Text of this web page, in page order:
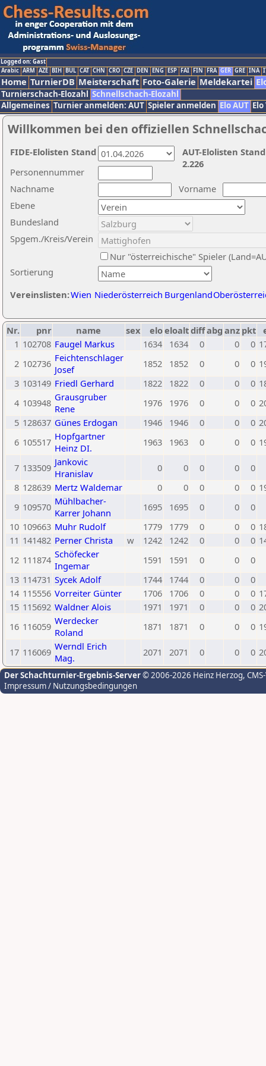
Logged on: Gast
Arabic ARM AZE BIH BUL CAT CHN CRO CZE DEN ENG ESP FAI FIN FRA GER GRE INA
Home TurnierDB Meisterschaft Foto-Galerie Meldekartei
Turnierschach-Elozahl Schnellschach-Elozahl
Allgemeines Turnier anmelden: AUT Spieler anmelden Elo AUT
Willkommen bei den offiziellen
Nachname
Vorname
Ebene
Sortierung
Personennummer
Bundesland
Spgem./Kreis/Verein
Nur "österreichische" Spieler
Vereinslisten:Wien Niederösterreich Burgenland
AUT-Elolisten
2.226
FIDE-Elolisten Stand
Nr. pnr name sex eloeloaltdiffabg anz pkt
1 102708 Faugel Markus 1634 1634 0 0 0
2 102736 Feichtenschlager
Josef
1852 1852 0 0 0
3 103149 Friedl Gerhard 1822 1822 0 0 0
4 103948 Grausgruber
Rene
1976 1976 0 0 0
5 128637 Günes Erdogan 1946 1946 0 0 0
6 105517 Hopfgartner
Heinz DI.
1963 1963 0 0 0
7 133509 Jankovic
Hranislav
0 0 0 0
0
8 128639 Mertz Waldemar 0 0 0 0 0
9 109570 Mühlbacher-
Karrer Johann
1695 1695 0 0
0
10 109663 Muhr Rudolf 1779 1779 0 0 0
11 141482 Perner Christa w 1242 1242 0 0 0
12 111874 Schöfecker
Ingemar
1591 1591 0 0
0
13 114731 Sycek Adolf 1744 1744 0 0
0
14 115556 Vorreiter Günter 1706 1706 0 0 0
15 115692 Waldner Alois 1971 1971 0 0 0
16 116059 Werdecker
Roland
1871 1871 0 0 0
17 116069 Werndl Erich
Mag.
2071 2071 0 0 0
Der Schachturnier-Ergebnis-Server© 2006-2026 Heinz Herzog,
Impressum / Nutzungsbedingungen